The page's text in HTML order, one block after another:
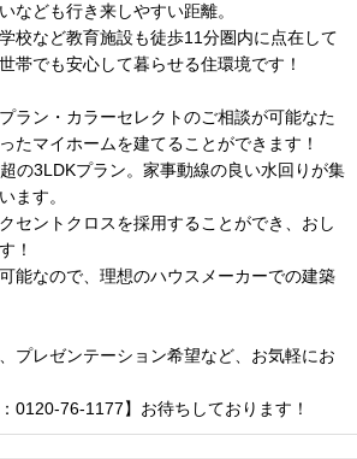
なども行き来しやすい距離。
校など教育施設も徒歩11分圏内に点在して
帯でも安心して暮らせる住環境です！
ラン・カラーセレクトのご相談が可能なた
たマイホームを建てることができます！
の3LDKプラン。家事動線の良い水回りが集
ます。
セントクロスを採用することができ、おし
！
能なので、理想のハウスメーカーでの建築
プレゼンテーション希望など、お気軽にお
0120-76-1177】お待ちしております！